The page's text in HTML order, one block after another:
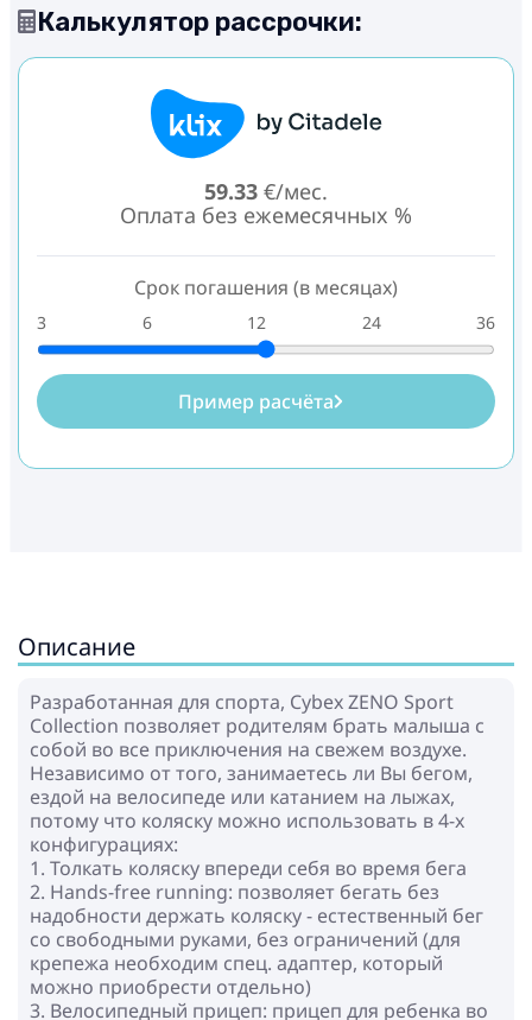
Калькулятор рассрочки:
59.33 €/мес.
Оплата без ежемесячных %
Срок погашения (в месяцах)
3 6 12 24 36
Пример расчёта
Описание
Разработанная для спорта, Cybex ZENO Sport
Collection позволяет родителям брать малыша с
собой во все приключения на свежем воздухе.
Независимо от того, занимаетесь ли Вы бегом,
ездой на велосипеде или катанием на лыжах,
потому что коляску можно использовать в 4-х
конфигурациях:
1. Толкать коляску впереди себя во время бега
2. Hands-free running: позволяет бегать без
надобности держать коляску - естественный бег
со свободными руками, без ограничений (для
крепежа необходим спец. адаптер, который
можно приобрести отдельно)
3. Велосипедный прицеп: прицеп для ребенка во